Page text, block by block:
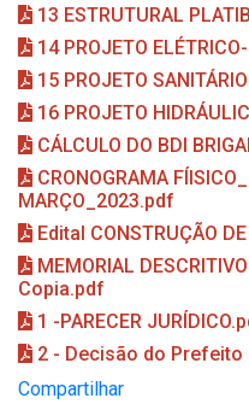
13 ESTRUTURAL
14 PROJETO
15 PROJETO
16 PROJETO
CÁLCULO DO BDI
CRONOGRAMA
MARÇO_2023.pdf
Edital CONSTRUÇÃO
MEMORIAL
Copia.pdf
1 -PARECER
2 - Decisão do
Compartilhar